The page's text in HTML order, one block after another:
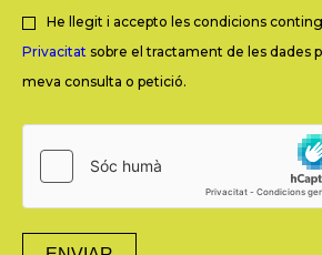
He llegit i accepto les condicions
Privacitat sobre el tractament de les dades
meva consulta o petició.